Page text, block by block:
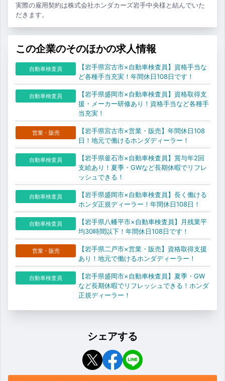
実際の雇用契約は株式会社ホンダカーズ岩手中央様と結んでいた
だきます。
この企業のそのほかの求人情報
自動車検査員
【岩手県宮古市×自動車検査員】資格手当な
ど各種手当充実！年間休日108日です！
自動車検査員
【岩手県盛岡市×自動車検査員】資格取得支
援・メーカー研修あり！資格手当など各種手
当充実！
営業・販売
【岩手県宮古市×営業・販売】年間休日108
日！地元で働けるホンダディーラー！
自動車検査員
【岩手県釜石市×自動車検査員】賞与年2回
支給あり！夏季・GWなど長期休暇でリフレ
ッシュできる！
自動車検査員
【岩手県盛岡市×自動車検査員】長く働ける
ホンダ正規ディーラー！年間休日108日！
自動車検査員
【岩手県八幡平市×自動車検査員】月残業平
均30時間以下！年間休日108日です！
営業・販売
【岩手県二戸市×営業・販売】資格取得支援
あり！地元で働けるホンダディーラー！
自動車検査員
【岩手県盛岡市×自動車検査員】夏季・GW
など長期休暇でリフレッシュできる！ホンダ
正規ディーラー！
シェアする